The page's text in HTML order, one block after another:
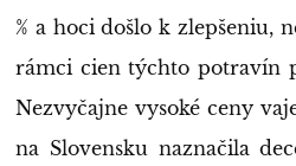
% a hoci došlo k zlepšeniu,
rámci cien týchto potravín
Nezvyčajne vysoké ceny
na Slovensku naznačila